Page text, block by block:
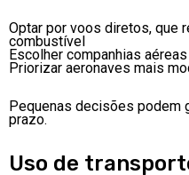
Optar por voos diretos, que
combustível
Escolher companhias
Priorizar aeronaves mais
Pequenas decisões podem
prazo.
Uso de